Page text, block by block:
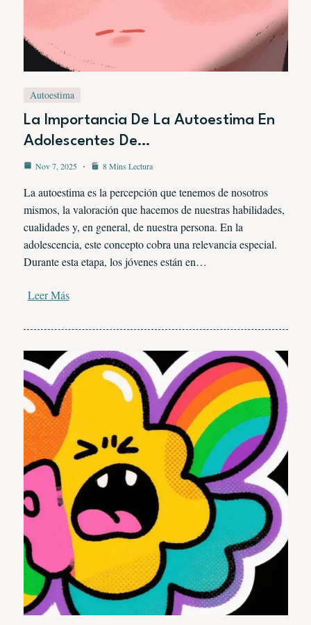
Autoestima
La Importancia De La Autoestima En
Adolescentes De…
Nov 7, 2025 8 Mins Lectura
La autoestima es la percepción que tenemos de nosotros
mismos, la valoración que hacemos de nuestras habilidades,
cualidades y, en general, de nuestra persona. En la
adolescencia, este concepto cobra una relevancia especial.
Durante esta etapa, los jóvenes están en…
Leer Más